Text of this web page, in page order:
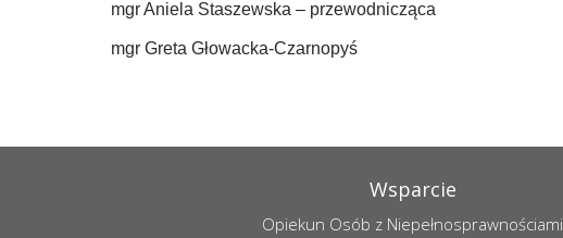
mgr Aniela Staszewska – przewodnicząca
mgr Greta Głowacka-Czarnopyś
Wsparcie
Opiekun Osób z Niepełnosprawnościami